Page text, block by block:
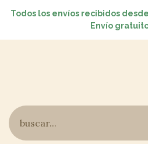
Todos los envíos recibidos
Envío